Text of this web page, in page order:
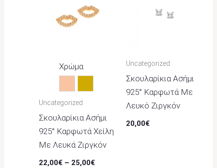
Χρώμα
Rose Gold
Χρυσό
Uncategorized
Σκουλαρίκια Ασήμι
925° Καρφωτά Χείλη
Με Λευκά Ζιργκόν
22,00€ – 25,00€
25,00€
Uncategorized
Σκουλαρίκια Ασήμι
925° Καρφωτά Με
Λευκό Ζιργκόν
20,00€